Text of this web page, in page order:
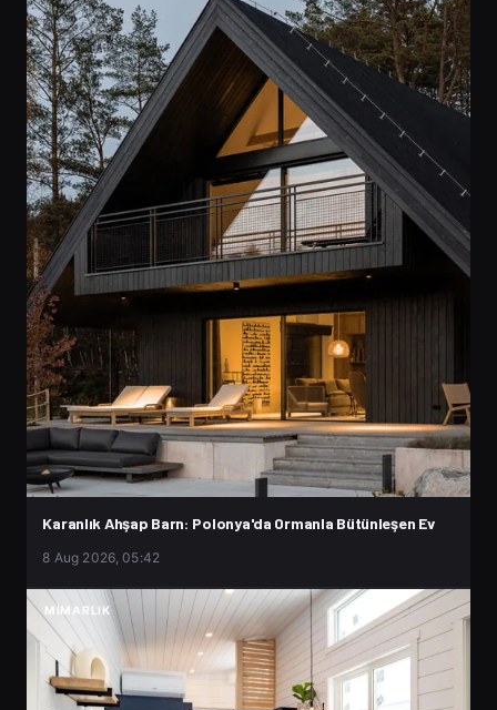
Karanlık Ahşap Barn: Polonya'da Ormanla Bütünleşen Ev
8 Aug 2026, 05:42
MIMARLIK